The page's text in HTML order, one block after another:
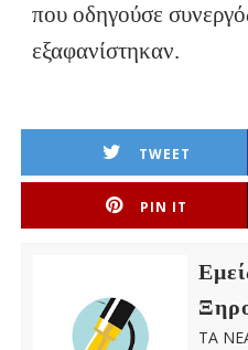
που οδηγούσε
εξαφανίστηκαν.
TWEET
PIN IT
ΤΑ